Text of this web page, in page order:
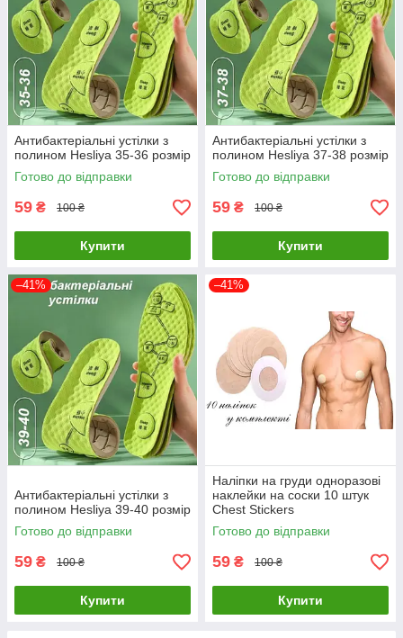
Антибактеріальні устілки з
полином Hesliya 35-36 розмір
Готово до відправки
59 ₴ 100 ₴
Купити
Антибактеріальні устілки з
полином Hesliya 37-38 розмір
Готово до відправки
59 ₴ 100 ₴
Купити
–41%
Антибактеріальні устілки з
полином Hesliya 39-40 розмір
Готово до відправки
59 ₴ 100 ₴
Купити
–41%
Наліпки на груди одноразові
наклейки на соски 10 штук
Chest Stickers
Готово до відправки
59 ₴ 100 ₴
Купити